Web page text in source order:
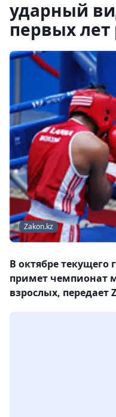
ударный
первых лет
Zakon.kz
В октябре текущего
примет чемпионат
взрослых, передает